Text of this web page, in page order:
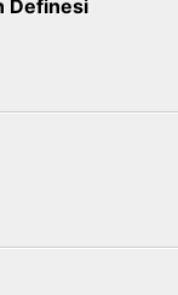
Definesi